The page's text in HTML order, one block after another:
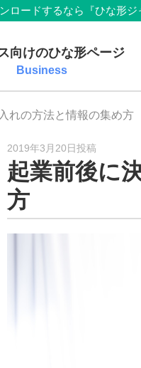
ロードするなら『ひな形
向けのひな形ページ
Business
れの方法と情報の集め方
2019年3月20日投稿
起業前後に
方